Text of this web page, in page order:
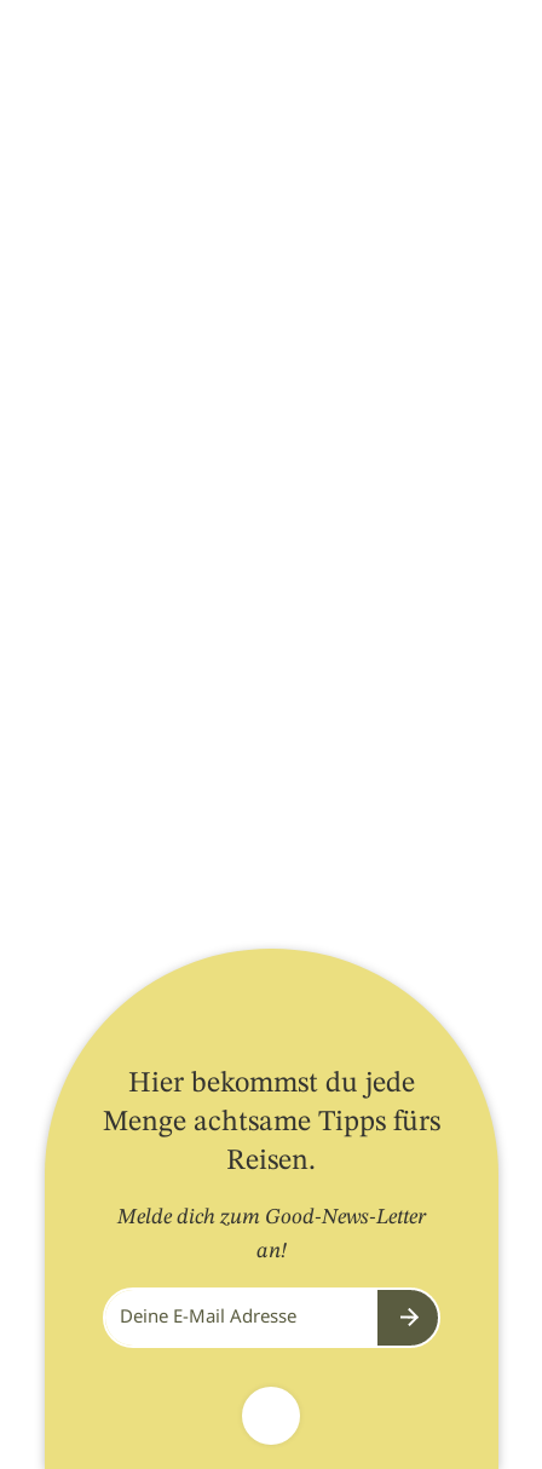
Hier bekommst du jede
Menge achtsame Tipps fürs
Reisen.
Melde dich zum Good-News-Letter
an!